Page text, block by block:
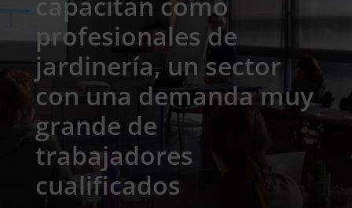
profesionales de
jardinería, un sector
con una demanda muy
grande de
trabajadores
cualificados